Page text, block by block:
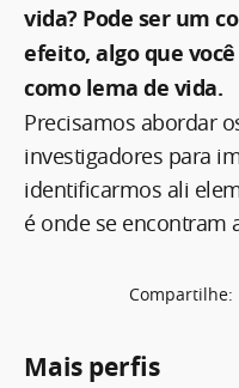
vida? Pode ser um
efeito, algo que
como lema de vida.
Precisamos abordar
investigadores para
identificarmos ali
é onde se encontram
Compartilhe:
Mais perfis